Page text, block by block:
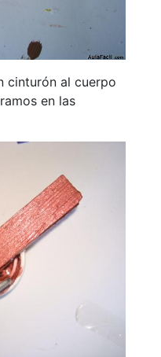
cinturón al cuerpo
en las